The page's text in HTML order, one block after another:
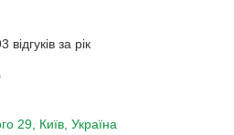
за рік
29, Київ, Україна